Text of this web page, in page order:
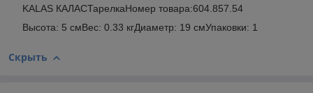
KALAS КАЛАСТарелкаНомер товара:604.857.54
Высота: 5 смВес: 0.33 кгДиаметр: 19 смУпаковки: 1
Скрыть